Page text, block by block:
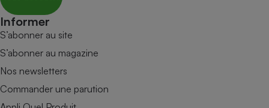
Informer
S’abonner au site
S’abonner au magazine
Nos newsletters
Commander une parution